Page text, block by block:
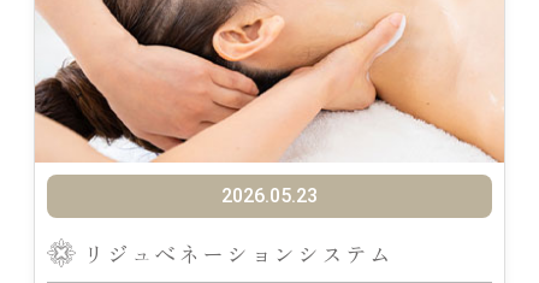
2026.05.23
リジュべネーションシステム